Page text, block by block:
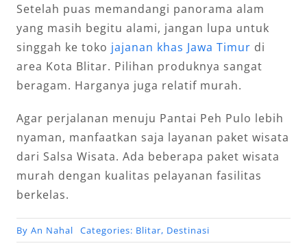
Setelah puas memandangi panorama alam
yang masih begitu alami, jangan lupa untuk
singgah ke toko jajanan khas Jawa Timur di
area Kota Blitar. Pilihan produknya sangat
beragam. Harganya juga relatif murah.
Agar perjalanan menuju Pantai Peh Pulo lebih
nyaman, manfaatkan saja layanan paket wisata
dari Salsa Wisata. Ada beberapa paket wisata
murah dengan kualitas pelayanan fasilitas
berkelas.
By An Nahal Categories: Blitar, Destinasi